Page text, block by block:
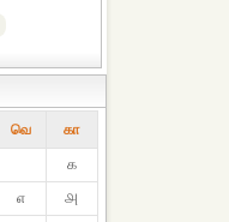
வெ கா
௧
௭
௮